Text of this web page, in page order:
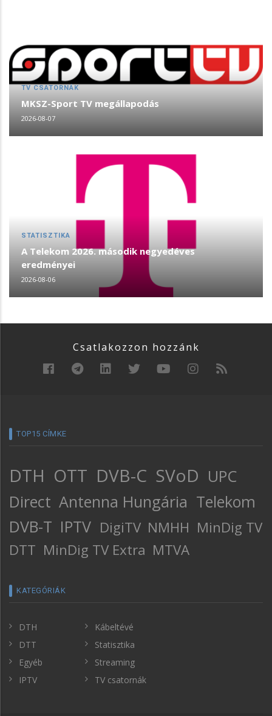
TV CSATORNÁK
MKSZ-Sport TV megállapodás
2026-08-07
STATISZTIKA
A Telekom 2026. második negyedéves
eredményei
2026-08-06
Csatlakozzon hozzánk
TOP15 CÍMKE
DTH OTT DVB-C SVoD UPC
Direct Antenna Hungária Telekom
DVB-T IPTV DigiTV NMHH MinDig TV
DTT MinDig TV Extra MTVA
KATEGÓRIÁK
DTH
DTT
Egyéb
IPTV
Kábeltévé
Statisztika
Streaming
TV csatornák